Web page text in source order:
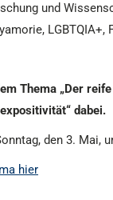
und
LGBTQIA+,
Thema „Der
dabei.
den 3. Mai,
hier